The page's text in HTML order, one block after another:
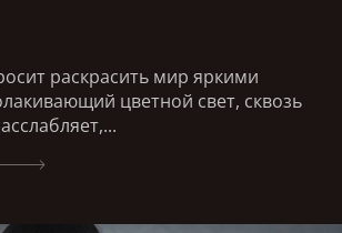
раскрасить мир яркими
цветной свет, сквозь